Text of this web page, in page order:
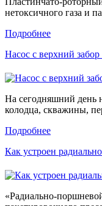
нетоксичного газа и
Подробнее
Насос с верхний
На сегодняшний день
колодца, скважины,
Подробнее
Как устроен
«Радиально-